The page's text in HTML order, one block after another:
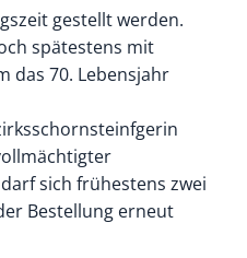
gestellt werden.
spätestens mit
das 70. Lebensjahr
sich frühestens zwei
Bestellung erneut